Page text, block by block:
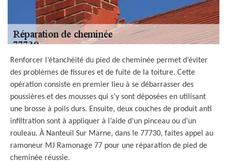
Renforcer l’étanchéité du pied de cheminée permet d’éviter
des problèmes de fissures et de fuite de la toiture. Cette
opération consiste en premier lieu à se débarrasser des
poussières et des mousses qui s’y sont déposées en utilisant
une brosse à poils durs. Ensuite, deux couches de produit anti
infiltration sont à appliquer à l’aide d’un pinceau ou d’un
rouleau. À Nanteuil Sur Marne, dans le 77730, faites appel au
ramoneur MJ Ramonage 77 pour une réparation de pied de
cheminée réussie.